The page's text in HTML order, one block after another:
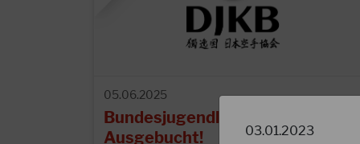
05.06.2025
Bundesjugendlehrgang 2025 –
Ausgebucht!
03.01.2023